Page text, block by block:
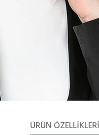
ÜRÜN ÖZELLIKLERI